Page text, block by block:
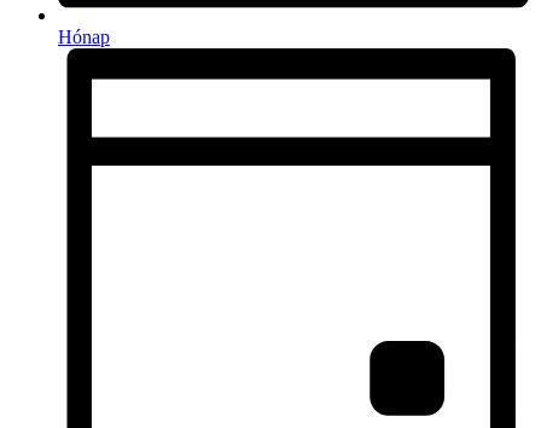
Hónap